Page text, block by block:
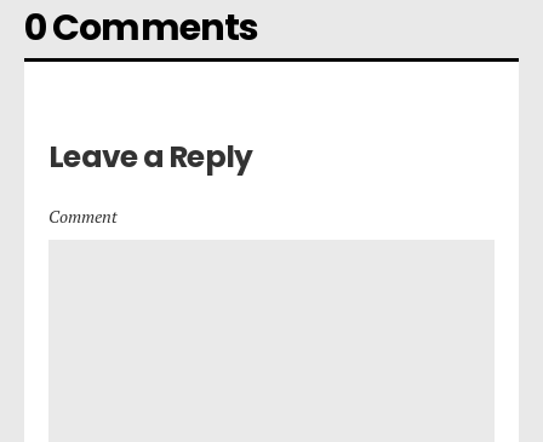
0 Comments
Leave a Reply
Comment